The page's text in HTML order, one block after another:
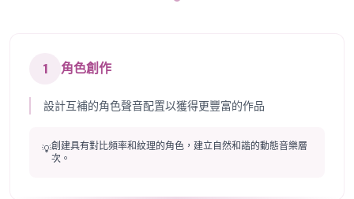
1 角色創作
設計互補的角色聲音配置以獲得更豐富的作品
💡創建具有對比頻率和紋理的角色，建立自然和諧的動態音樂層
次。